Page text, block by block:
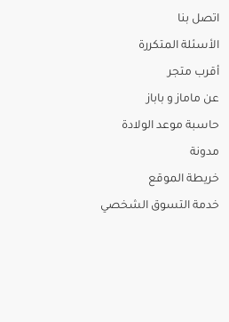
اتصل بنا
الأسئلة المتكررة
أقرب متجر
عن ماماز و باباز
حاسبة موعد الولادة
مدونة
خريطة الموقع
خدمة التسوق الشخصي